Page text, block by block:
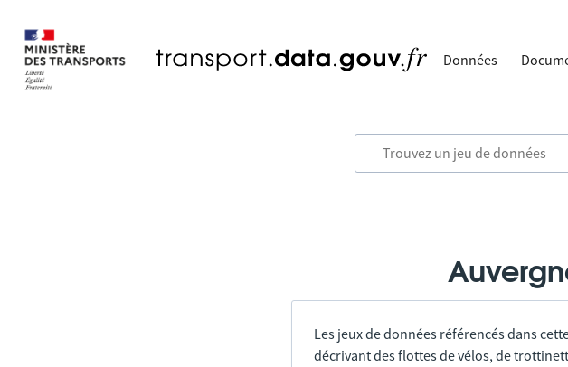
Données
Les jeux de données référencés dans
décrivant des flottes de vélos, de